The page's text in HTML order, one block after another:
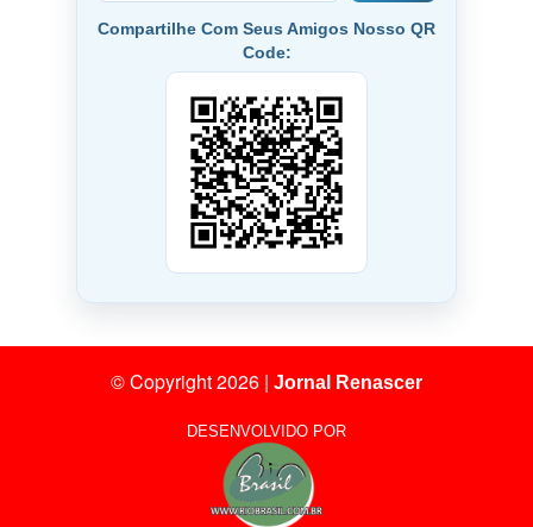
Compartilhe Com Seus Amigos Nosso QR
Code:
© Copyright 2026 | Jornal Renascer
DESENVOLVIDO POR